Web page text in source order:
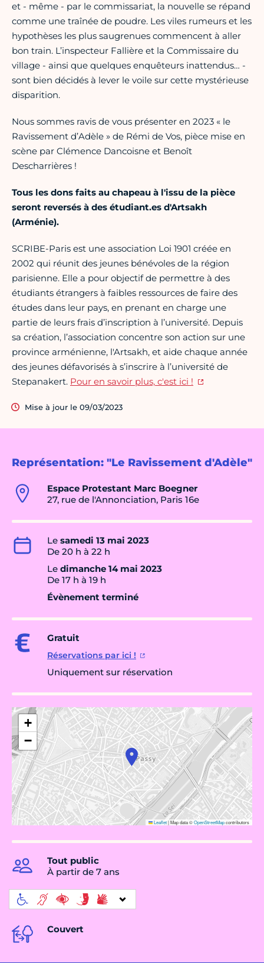
Représentation: "Le Ravissement d'Adèle"
Espace Protestant Marc Boegner
27, rue de l'Annonciation, Paris 16e
Le samedi 13 mai 2023
De 20 h à 22 h
Le dimanche 14 mai 2023
De 17 h à 19 h
Évènement terminé
Gratuit
Réservations par ici !
Uniquement sur réservation
+
−
Leaflet|Map data ©OpenStreetMapcontributors
Tout public
À partir de 7 ans
Couvert
et - même - par le commissariat, la nouvelle se répand
comme une traînée de poudre. Les viles rumeurs et les
hypothèses les plus saugrenues commencent à aller
bon train. L’inspecteur Fallière et la Commissaire du
village - ainsi que quelques enquêteurs inattendus… -
sont bien décidés à lever le voile sur cette mystérieuse
disparition.
Nous sommes ravis de vous présenter en 2023 « le
Ravissement d’Adèle » de Rémi de Vos, pièce mise en
scène par Clémence Dancoisne et Benoît
Descharrières !
Tous les dons faits au chapeau à l'issu de la pièce
seront reversés à des étudiant.es d'Artsakh
(Arménie).
SCRIBE-Paris est une association Loi 1901 créée en
2002 qui réunit des jeunes bénévoles de la région
parisienne. Elle a pour objectif de permettre à des
étudiants étrangers à faibles ressources de faire des
études dans leur pays, en prenant en charge une
partie de leurs frais d’inscription à l’université. Depuis
sa création, l’association concentre son action sur une
province arménienne, l'Artsakh, et aide chaque année
des jeunes défavorisés à s’inscrire à l’université de
Stepanakert. Pour en savoir plus, c'est ici !
Mise à jour le 09/03/2023